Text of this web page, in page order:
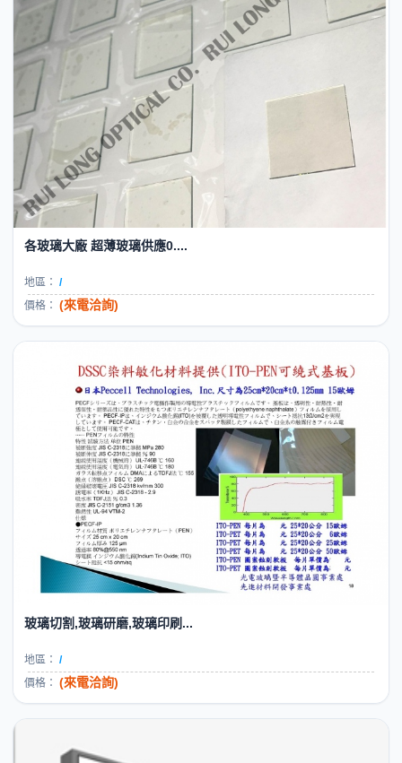
各玻璃大廠 超薄玻璃供應0....
地區： /
價格： (來電洽詢)
玻璃切割,玻璃研磨,玻璃印刷...
地區： /
價格： (來電洽詢)